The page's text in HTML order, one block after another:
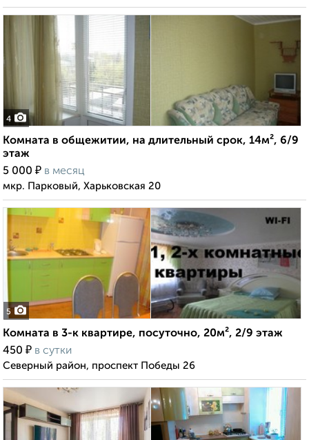
4
Комната в общежитии, на длительный срок, 14м², 6/9
этаж
5 000 ₽ в месяц
мкр. Парковый, Харьковская 20
5
Комната в 3-к квартире, посуточно, 20м², 2/9 этаж
450 ₽ в сутки
Северный район, проспект Победы 26